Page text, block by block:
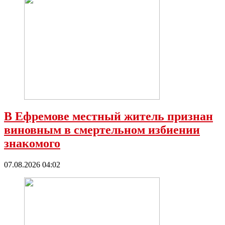
В Ефремове местный житель признан
виновным в смертельном избиении
знакомого
07.08.2026 04:02